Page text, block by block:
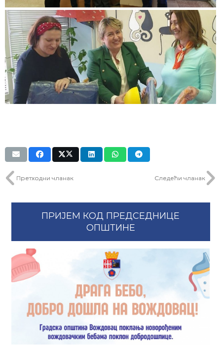
Претходни чланак Следећи чланак
ПРИЈЕМ КОД ПРЕДСЕДНИЦЕ
ОПШТИНЕ